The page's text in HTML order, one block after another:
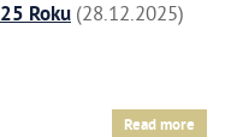
Roku 28.12.2025
Read more